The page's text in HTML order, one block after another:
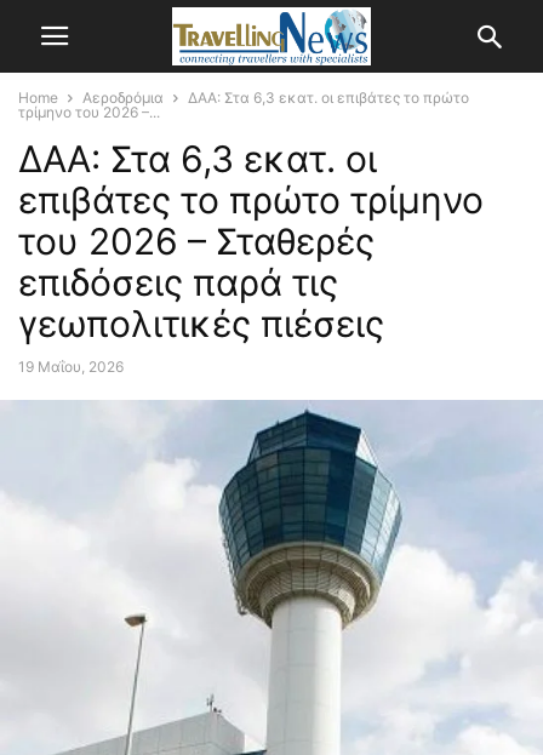
Home Αεροδρόμια
ΔΑΑ: Στα 6,3 εκατ. οι επιβάτες το πρώτο
τρίμηνο του 2026 –...
ΔΑΑ: Στα 6,3 εκατ. οι
επιβάτες το πρώτο τρίμηνο
του 2026 – Σταθερές
επιδόσεις παρά τις
γεωπολιτικές πιέσεις
19 Μαΐου, 2026